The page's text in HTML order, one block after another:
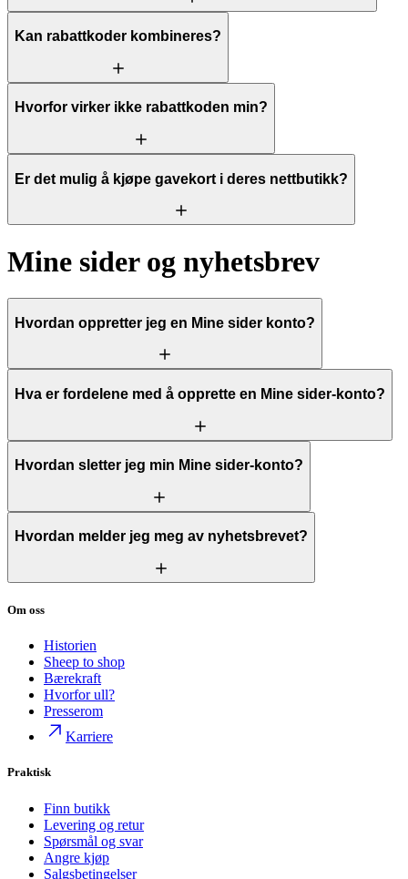
Kan rabattkoder kombineres?
Hvorfor virker ikke rabattkoden min?
Er det mulig å kjøpe gavekort i deres nettbutikk?
Mine sider og nyhetsbrev
Hvordan oppretter jeg en Mine sider konto?
Hva er fordelene med å opprette en Mine sider-konto?
Hvordan sletter jeg min Mine sider-konto?
Hvordan melder jeg meg av nyhetsbrevet?
Om oss
Historien
Sheep to shop
Bærekraft
Hvorfor ull?
Presserom
Karriere
Praktisk
Finn butikk
Levering og retur
Spørsmål og svar
Angre kjøp
Salgsbetingelser